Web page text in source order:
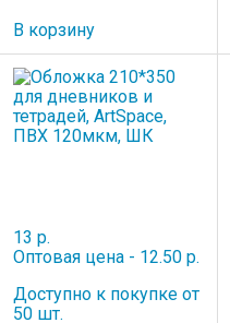
В корзину
13 р.
Оптовая цена - 12.50 р.
Доступно к покупке от
50 шт.